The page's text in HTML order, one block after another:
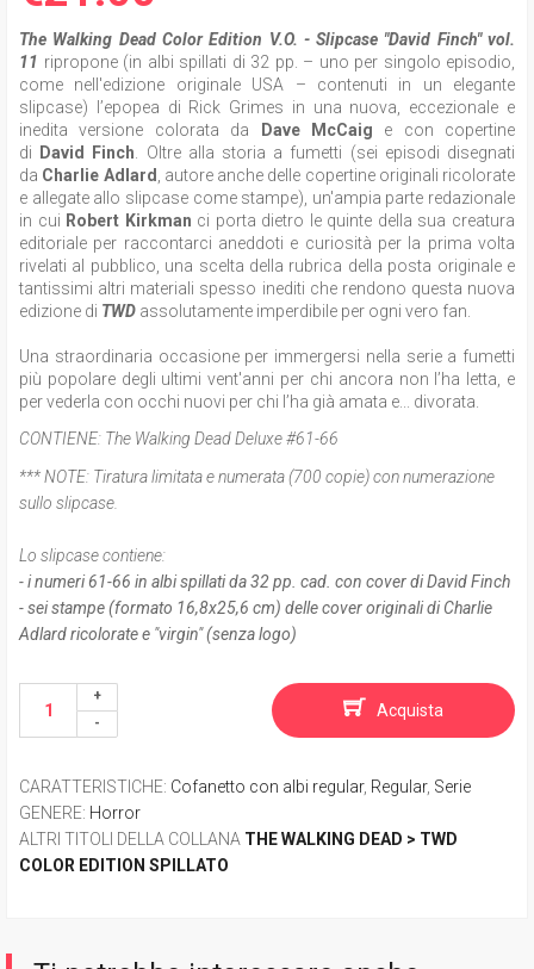
The Walking Dead Color Edition V.O. - Slipcase "David Finch"vol.
11 ripropone (in albi spillati di 32 pp. – uno per singolo episodio,
come nell'edizione originale USA – contenuti in un elegante
slipcase) l’epopea di Rick Grimes in una nuova, eccezionale e
inedita versione colorata da
Dave McCaig e con copertine
di
David Finch . Oltre alla storia a fumetti (sei episodi disegnati
da Charlie Adlard
, autore anche delle copertine originali ricolorate
e allegate allo slipcase come stampe), un'ampia parte redazionale
in cui Robert Kirkman ci porta dietro le quinte della sua creatura
editoriale per raccontarci aneddoti e curiosità per la prima volta
rivelati al pubblico, una scelta della rubrica della posta originale e
tantissimi altri materiali spesso inediti che rendono questa nuova
edizione di TWD assolutamente imperdibile per ogni vero fan.
Una straordinaria occasione per immergersi nella serie a fumetti
più popolare degli ultimi vent'anni per chi ancora non l’ha letta, e
per vederla con occhi nuovi per chi l’ha già amata e... divorata.
CONTIENE: The Walking Dead Deluxe #61-66
*** NOTE: Tiratura limitata e numerata (700 copie) con numerazione
sullo slipcase.
Lo slipcase contiene:
- i numeri 61-66 in albi spillati da 32 pp. cad. con cover di David Finch
- sei stampe (formato 16,8x25,6 cm) delle cover originali di Charlie
Adlard ricolorate e "virgin" (senza logo)
Acquista
CARATTERISTICHE: Cofanetto con albi regular, Regular, Serie
GENERE: Horror
ALTRI TITOLI DELLA COLLANA THE WALKING DEAD > TWD
COLOR EDITION SPILLATO